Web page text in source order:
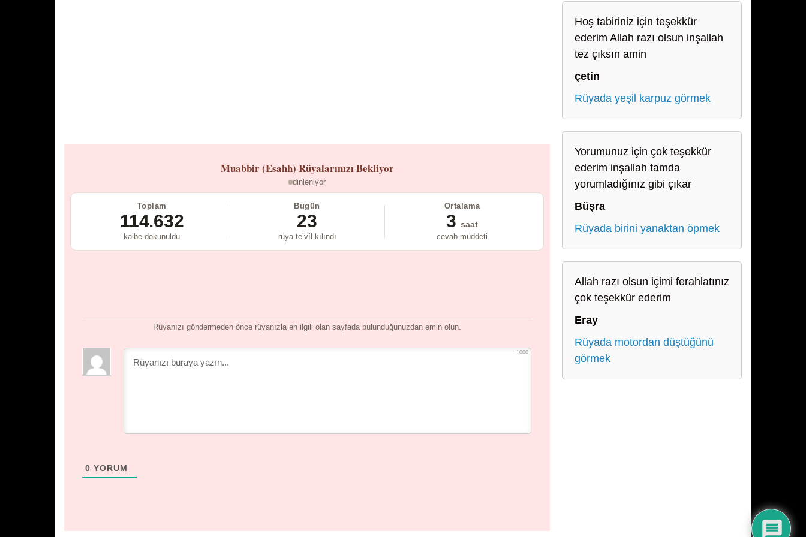
Muabbir (Esahh) Rüyalarınızı Bekliyor
dinleniyor
Toplam
114.632
kalbe dokunuldu
Bugün
23
rüya te’vîl kılındı
Ortalama
3 saat
cevab müddeti
Rüyanızı göndermeden önce rüyanızla en ilgili olan sayfada bulunduğunuzdan emin olun.
1000
0 YORUM
Hoş tabiriniz için teşekkür
ederim Allah razı olsun inşallah
tez çıksın amin
çetin
Rüyada yeşil karpuz görmek
Yorumunuz için çok teşekkür
ederim inşallah tamda
yorumladığınız gibi çıkar
Büşra
Rüyada birini yanaktan öpmek
Allah razı olsun içimi ferahlatınız
çok teşekkür ederim
Eray
Rüyada motordan düştüğünü
görmek